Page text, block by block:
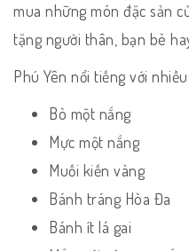
mua những món đặc sản
tặng người thân, bạn bè
Phú Yên nổi tiếng với
Bò một nắng
Mực một nắng
Muối kiến vàng
Bánh tráng Hòa Đa
Bánh ít lá gai